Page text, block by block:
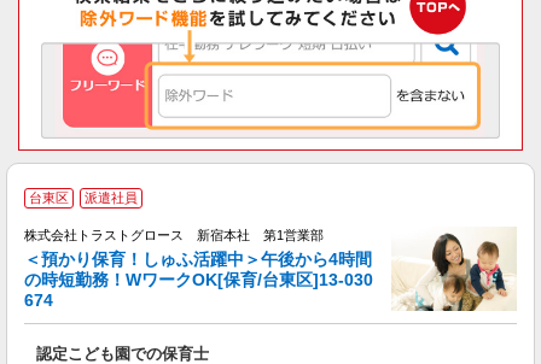
台東区 派遣社員
株式会社トラストグロース 新宿本社 第1営業部
＜預かり保育！しゅふ活躍中＞午後から4時間
の時短勤務！WワークOK[保育/台東区]13-030
674
認定こども園での保育士